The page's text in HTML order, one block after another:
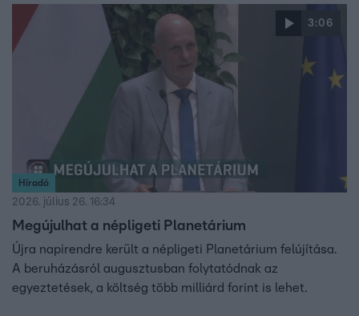
3:06
Híradó
2026. július 26. 16:34
Megújulhat a népligeti Planetárium
Újra napirendre került a népligeti Planetárium felújítása.
A beruházásról augusztusban folytatódnak az
egyeztetések, a költség több milliárd forint is lehet.